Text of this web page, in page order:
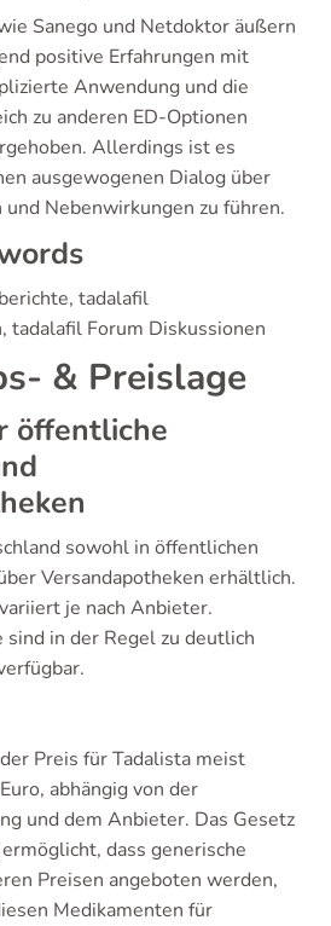
Sanego und Netdoktor äußern
positive Erfahrungen mit
Anwendung und die
zu anderen ED-Optionen
Allerdings ist es
ausgewogenen Dialog über
Nebenwirkungen zu führen.
tadalafil
tadalafil Forum Diskussionen
& Preislage
öffentliche
sowohl in öffentlichen
Versandapotheken erhältlich.
je nach Anbieter.
sind in der Regel zu deutlich
Preis für Tadalista meist
abhängig von der
und dem Anbieter. Das Gesetz
dass generische
Preisen angeboten werden,
Medikamenten für